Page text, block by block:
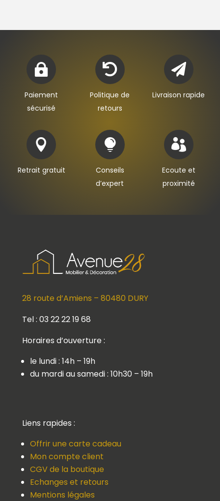

Paiement
sécurisé

Politique de
retours

Livraison rapide

Retrait gratuit

Conseils
d’expert

Ecoute et
proximité
28 route d’Amiens – 80480 DURY
Tel : 03 22 22 19 68
Horaires d’ouverture :
le lundi : 14h – 19h
du mardi au samedi : 10h30 – 19h
Liens rapides :
Offrir une carte cadeau
Mon compte client
CGV de la boutique
Echanges et retours
Mentions légales